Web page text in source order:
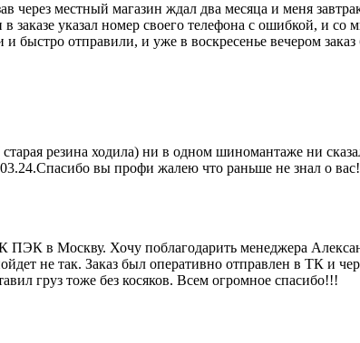
через местный магазин ждал два месяца и меня
заказе указал номер своего телефона с ошибкой, и со
быстро отправили, и уже в воскресенье вечером
резина ходила) ни в одном шиномантаже ни
вы профи жалею что раньше не знал о
в Москву. Хочу поблагодарить менеджера
не так. Заказ был оперативно отправлен в ТК и
груз тоже без косяков. Всем огромное спасибо!!!